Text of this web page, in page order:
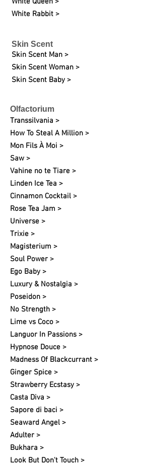
White Rabbit >
Skin Scent
Skin Scent Man >
Skin Scent Woman >
Skin Scent Baby >
Olfactorium
Transsilvania >
How To Steal A Million >
Mon Fils À Moi >
Saw >
Vahine no te Tiare >
Linden Ice Tea >
Cinnamon Cocktail >
Rose Tea Jam >
Universe >
Trixie >
Magisterium >
Soul Power >
Ego Baby >
Luxury & Nostalgia >
Poseidon >
No Strength >
Lime vs Coco >
Languor In Passions >
Hypnose Douce >
Madness Of Blackcurrant >
Ginger Spice >
Strawberry Ecstasy >
Casta Diva >
Sapore di baci >
Seaward Angel >
Adulter >
Bukhara >
Look But Don't Touch >